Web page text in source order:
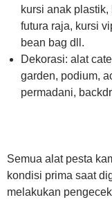
kursi anak
futura raja, kursi
bean bag dll.
Dekorasi: alat
garden, podium,
permadani,
Semua alat pesta
kondisi prima saat
melakukan